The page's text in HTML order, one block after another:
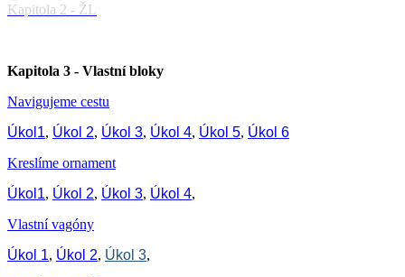
Kapitola 2 - ŽL
Kapitola 3 - Vlastní bloky
Navigujeme cestu
Úkol1, Úkol 2, Úkol 3, Úkol 4, Úkol 5, Úkol 6
Kreslíme ornament
Úkol1, Úkol 2, Úkol 3, Úkol 4,
Vlastní vagóny
Úkol 1, Úkol 2, Úkol 3,